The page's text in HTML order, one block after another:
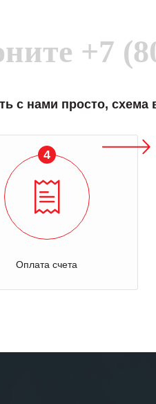
+7
с нами просто, схема
4
Оплата счета